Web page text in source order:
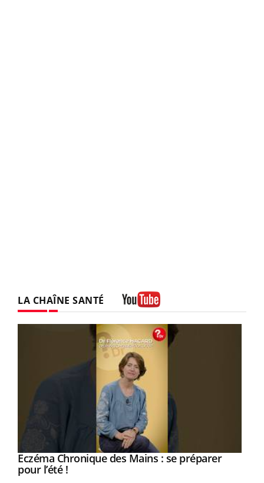
LA CHAÎNE SANTÉ
Youtube
Eczéma Chronique des Mains : se préparer
pour l’été !Youtube